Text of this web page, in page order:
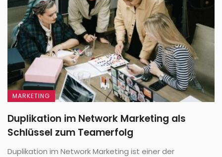
MARKETING
Duplikation im Network Marketing als
Schlüssel zum Teamerfolg
Duplikation im Network Marketing ist einer der